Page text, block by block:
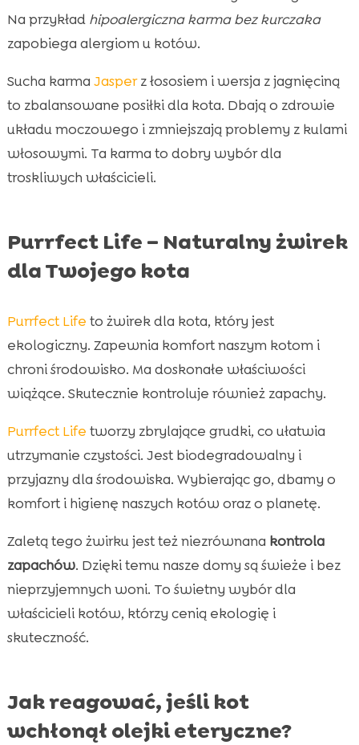
Na przykład hipoalergiczna karma bez kurczaka
zapobiega alergiom u kotów.
Sucha karma Jasperz łososiem i wersja z jagnięciną
to zbalansowane posiłki dla kota. Dbają o zdrowie
układu moczowego i zmniejszają problemy z kulami
włosowymi. Ta karma to dobry wybór dla
troskliwych właścicieli.
Purrfect Life – Naturalny żwirek
dla Twojego kota
Purrfect Life to żwirek dla kota, który jest
ekologiczny. Zapewnia komfort naszym kotom i
chroni środowisko. Ma doskonałe właściwości
wiążące. Skutecznie kontroluje również zapachy.
Purrfect Life tworzy zbrylające grudki, co ułatwia
utrzymanie czystości. Jest biodegradowalny i
przyjazny dla środowiska. Wybierając go, dbamy o
komfort i higienę naszych kotów oraz o planetę.
Zaletą tego żwirku jest też niezrównana kontrola
zapachów. Dzięki temu nasze domy są świeże i bez
nieprzyjemnych woni. To świetny wybór dla
właścicieli kotów, którzy cenią ekologię i
skuteczność.
Jak reagować, jeśli kot
wchłonął olejki eteryczne?